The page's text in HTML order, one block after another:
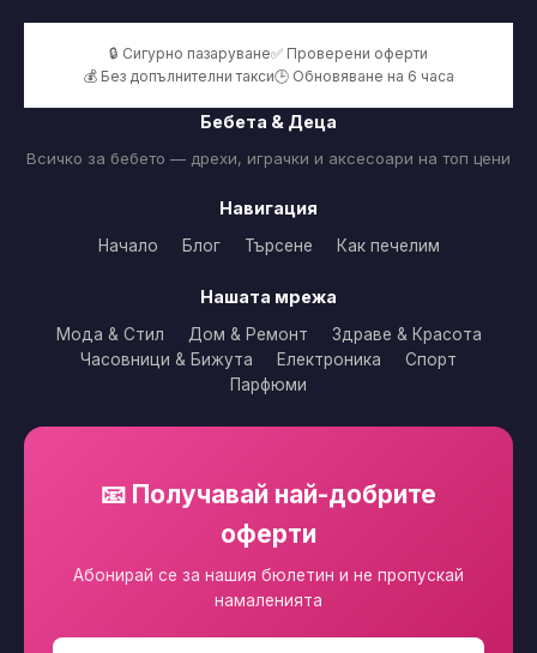
🔒 Сигурно пазаруване✅ Проверени оферти
💰 Без допълнителни такси🕒 Обновяване на 6 часа
Бебета & Деца
Всичко за бебето — дрехи, играчки и аксесоари на топ цени
Навигация
Начало Блог Търсене Как печелим
Нашата мрежа
Мода & Стил Дом & Ремонт
Здраве & Красота
Часовници & Бижута
Електроника
Спорт
Парфюми
📧 Получавай най-добрите
оферти
Абонирай се за нашия бюлетин и не пропускай
намаленията